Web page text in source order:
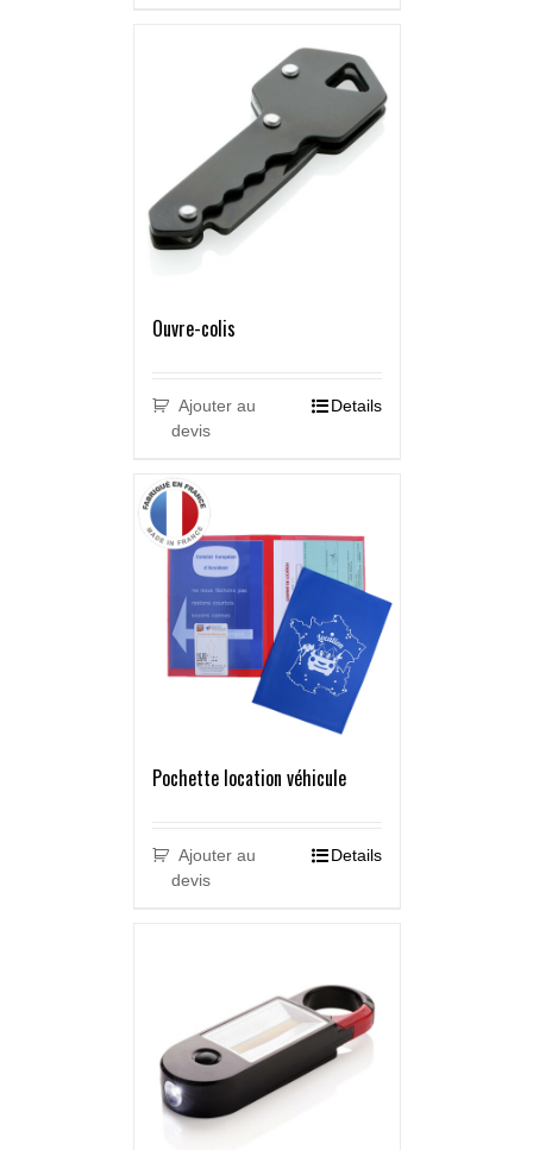
Ouvre-colis
Ajouter au
devis
Details
Pochette location véhicule
Ajouter au
devis
Details